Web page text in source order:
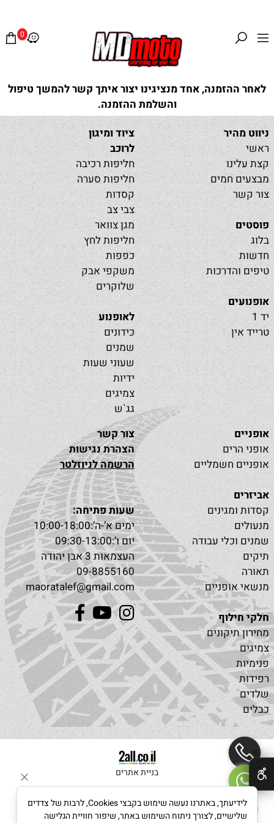
0
לאחר ההזמנה, אחד מנציגינו יצור איתך קשר להמשך טיפול
והשלמת ההזמנה.
ניווט מהיר
ראשי
קצת עלינו
מבצעים חמים
צור קשר
פוסטים
בלוג
חדשות
טיפים והדרכות
אופנועים
יד 1
טרייד אין
ציוד ומיגון
לרוכב
חליפות רכיבה
חליפות סערה
קסדות
צבי צב
מגן צוואר
חליפות לחץ
כפפות
משקפי אבק
שלוקרים
לאופנוע
כידונים
שמנים
שעוני שעות
ידיות
צמיגים
גג`ש
אופניים
אופני הרים
אופניים חשמליים
אביזרים
קסדות ומגינים
מנעולים
שמנים וכלי עבודה
תיקים
תאורה
מנשאי אופניים
חלקי חילוף
מחירון תיקונים
צמיגים
פנימיות
רפידות
שלדים
כבלים
צור קשר
הצהרת נגישות
הרשמה לניוזלטר
שעות פתיחה:
ימים א’-ה’:10:00-18:00
יום ו’:09:30-13:00
העצמאות 3 אבן יהודה
09-8855160
maoratalef@gmail.com
בניית אתרים
לידיעתך, באתרנו נעשה שימוש בקבצי Cookies, לרבות של צדדים
שלישיים, לצורך ניתוח השימוש באתר, שיפור חוויית הגלישה